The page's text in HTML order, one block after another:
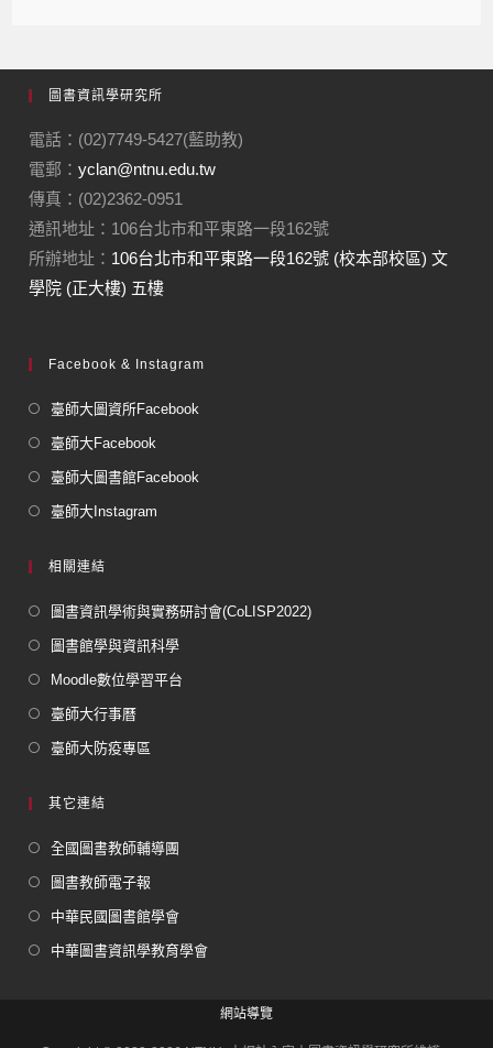
圖書資訊學研究所
電話：(02)7749-5427(藍助教)
電郵：yclan@ntnu.edu.tw
傳真：(02)2362-0951
通訊地址：106台北市和平東路一段162號
所辦地址： 106台北市和平東路一段162號 (校本部校區) 文
學院 (正大樓) 五樓
Facebook & Instagram
臺師大圖資所Facebook
臺師大Facebook
臺師大圖書館Facebook
臺師大Instagram
相關連結
圖書資訊學術與實務研討會(CoLISP2022)
圖書館學與資訊科學
Moodle數位學習平台
臺師大行事曆
臺師大防疫專區
其它連結
全國圖書教師輔導團
圖書教師電子報
中華民國圖書館學會
中華圖書資訊學教育學會
網站導覽